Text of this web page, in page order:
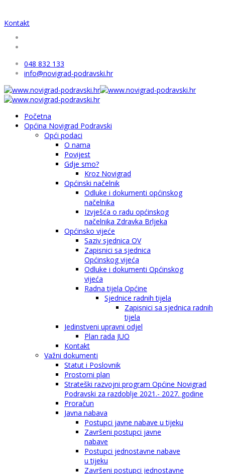
Kontakt
048 832 133
info@novigrad-podravski.hr
Početna
Općina Novigrad Podravski
Opći podaci
O nama
Povijest
Gdje smo?
Kroz Novigrad
Općinski načelnik
Odluke i dokumenti općinskog
načelnika
Izvješća o radu općinskog
načelnika Zdravka Brljeka
Općinsko vijeće
Saziv sjednica OV
Zapisnici sa sjednica
Općinskog vijeća
Odluke i dokumenti Općinskog
vijeća
Radna tijela Općine
Sjednice radnih tijela
Zapisnici sa sjednica radnih
tijela
Jedinstveni upravni odjel
Plan rada JUO
Kontakt
Važni dokumenti
Statut i Poslovnik
Prostorni plan
Strateški razvojni program Općine Novigrad
Podravski za razdoblje 2021.- 2027. godine
Proračun
Javna nabava
Postupci javne nabave u tijeku
Završeni postupci javne
nabave
Postupci jednostavne nabave
u tijeku
Završeni postupci jednostavne